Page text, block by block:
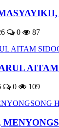
0 87
0 109